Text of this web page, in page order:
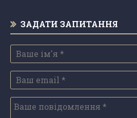
ЗАДАТИ ЗАПИТАННЯ